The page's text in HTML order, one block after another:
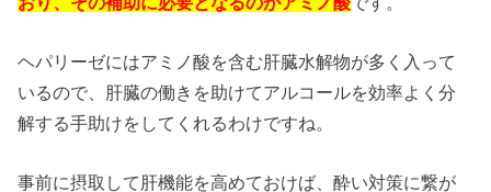
ヘパリーゼにはアミノ酸を含む肝臓水解物が多く入って
いるので、肝臓の働きを助けてアルコールを効率よく分
解する手助けをしてくれるわけですね。
事前に摂取して肝機能を高めておけば、酔い対策に繋が